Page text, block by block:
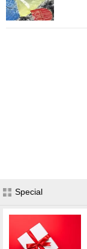
Special